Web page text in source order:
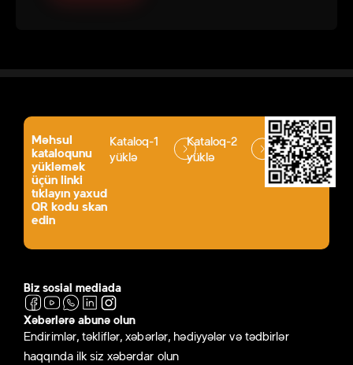
Məhsul
kataloqunu
yükləmək
üçün linki
tıklayın yaxud
QR kodu skan
edin
Kataloq-1
yüklə
Kataloq-2
yüklə
Biz sosial mediada
Xəbərlərə abunə olun
Endirimlər, təkliflər, xəbərlər, hədiyyələr və tədbirlər
haqqında ilk siz xəbərdar olun